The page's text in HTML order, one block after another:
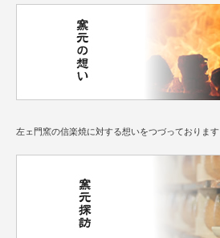
左ェ門窯の信楽焼に対する想いをつづっております